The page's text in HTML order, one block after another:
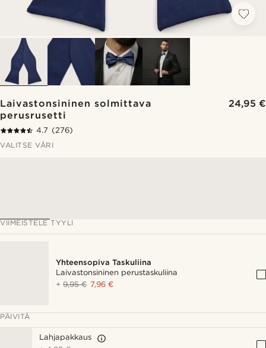
Laivastonsininen solmittava
perusrusetti
24,95 €
4.7 (276)
VALITSE VÄRI
VIIMEISTELE TYYLI
Yhteensopiva Taskuliina
Laivastonsininen perustaskuliina
+9,95 € 7,96 €
PÄIVITÄ
Lahjapakkaus